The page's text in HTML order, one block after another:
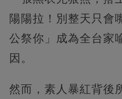
陽陽拉！別整天只會
公祭你」成為全台家
因。
然而，素人暴紅背後